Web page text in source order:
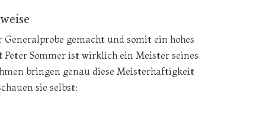
gemacht und somit ein hohes
Peter Sommer ist wirklich ein Meister seines
bringen genau diese Meisterhaftigkeit
sie selbst: